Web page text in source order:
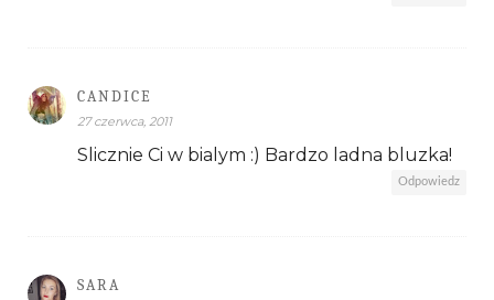
CANDICE
27 czerwca, 2011
Slicznie Ci w bialym :) Bardzo ladna bluzka!
Odpowiedz
SARA